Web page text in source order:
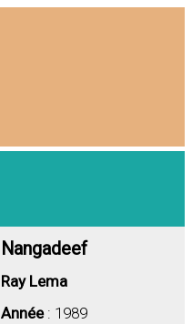
Nangadeef
Ray Lema
Année: 1989